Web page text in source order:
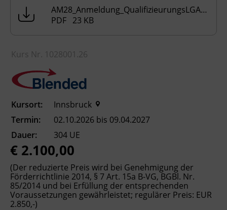
Kinderbetreuungseinrichtung befinden,
empfehlen wir Ihnen, ein
absolvieren, um sich bereits vor Beginn der
mit dem Arbeitsalltag und den Aufgaben
vertraut zu machen.
Bitte senden Sie die erforderlichen
Dokumente anelementarpaedagogik@bfi-
tirol.at
um Ihre Vormerkung abzuschließen.
Sobald wir Ihre Dokumente erhalten und
positiv geprüft haben, senden wir Ihnen gerne
die Anmeldebestätigung zu.
Bei Fragen zu den Voraussetzungen wenden
Sie sich gerne an uns!
AM28_Anmeldung_QualifizieurungsLGAssistenzkrafte_Rev03.pdf
PDF 23 KB
Kurs Nr. 1028001.26
Kursort:
Innsbruck
Termin:
02.10.2026 bis 09.04.2027
Dauer:
304 UE
€ 2.100,00
(Der reduzierte Preis wird bei Genehmigung der
Förderrichtlinie 2014, § 7 Art. 15a B-VG, BGBl. Nr.
85/2014 und bei Erfüllung der entsprechenden
Voraussetzungen gewährleistet; regulärer Preis: EUR
2.850,-)